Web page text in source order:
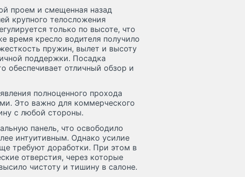
проем и смещенная назад
крупного телосложения
только по высоте, что
время кресло водителя получило
пружин, вылет и высоту
поддержки. Посадка
обеспечивает отличный обзор и
полноценного прохода
Это важно для коммерческого
с любой стороны.
панель, что освободило
интуитивным. Однако усилие
требуют доработки. При этом в
отверстия, через которые
чистоту и тишину в салоне.